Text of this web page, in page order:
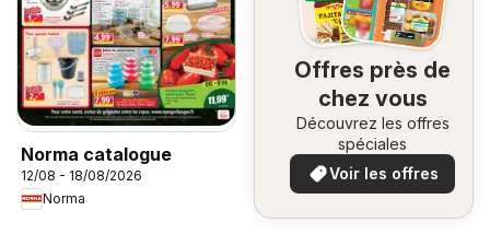
Norma catalogue
12/08 - 18/08/2026
Norma
Offres près de
chez vous
Découvrez les offres
spéciales
Voir les offres